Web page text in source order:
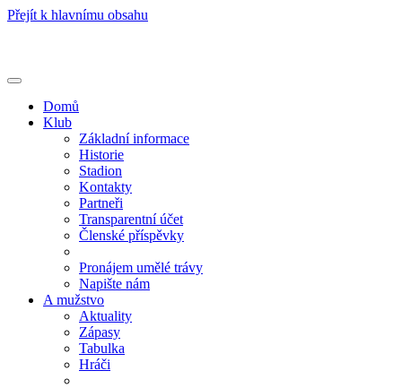
Přejít k hlavnímu obsahu
Toggle
navigationDomů
Klub
Základní informace
Historie
Stadion
Kontakty
Partneři
Transparentní účet
Členské příspěvky
Pronájem umělé trávy
Napište nám
A mužstvo
Aktuality
Zápasy
Tabulka
Hráči